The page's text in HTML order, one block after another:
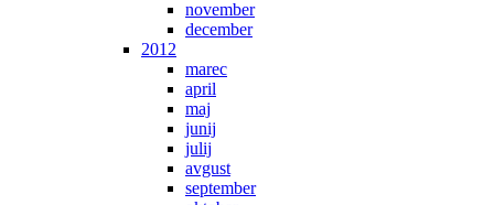
november
december
2012
marec
april
maj
junij
julij
avgust
september